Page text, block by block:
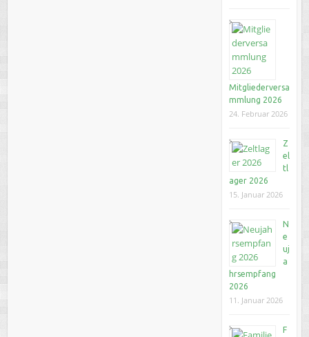
Mitgliederversa
mmlung 2026
24. Februar 2026
Z
el
tl
ager 2026
15. Januar 2026
N
e
uj
a
hrsempfang
2026
11. Januar 2026
F